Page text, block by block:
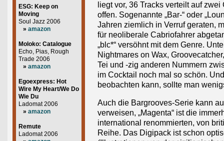
ESG: Keep on
Moving
Soul Jazz 2006
» amazon
Moloko: Catalogue
Echo, Pias, Rough
Trade 2006
» amazon
Egoexpress: Hot
Wire My Heart/We Do
Wie Du
Ladomat 2006
» amazon
Remute
Ladomat 2006
liegt vor, 36 Tracks verteilt auf
offen. Sogenannte „Bar-“ oder
Jahren ziemlich in Verruf geraten,
für neoliberale Cabriofahrer
„blc*“ versöhnt mit dem Genre.
Nightmares on Wax,
Tei und -zig anderen Nummern
im Cocktail noch mal so schön.
beobachten kann, sollte man
Auch die Bargrooves-Serie kann
verweisen, „Magenta“ ist die
international renommierten, von
Reihe. Das Digipack ist schon